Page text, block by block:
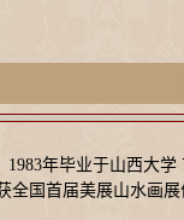
年毕业于山西大
全国首届美展山水画